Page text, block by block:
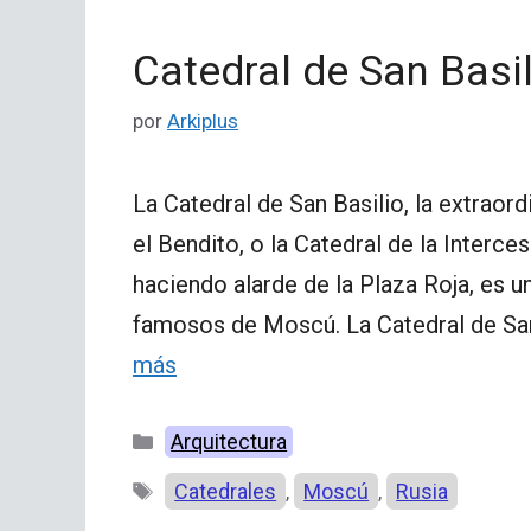
Catedral de San
por Arkiplus
La Catedral de San Basilio, la
el Bendito, o la Catedral de la
haciendo alarde de la Plaza Roja, es
famosos de Moscú. La Catedral de
más
Categorías
Arquitectura
Etiquetas
Catedrales , Moscú , Rusia